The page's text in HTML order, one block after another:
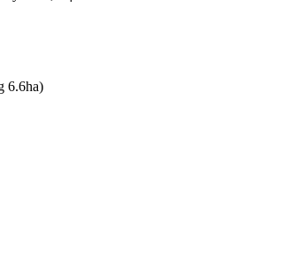
6.6ha)